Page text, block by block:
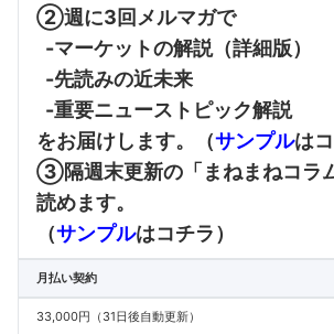
②週に3回メルマガで
-マーケットの解説（詳細版）
-先読みの近未来
-重要ニューストピック解説
をお届けします。（サンプルはコ
③隔週末更新の「まねまねコラ
読めます。
（サンプルはコチラ）
月払い契約
33,000円（31日後自動更新）